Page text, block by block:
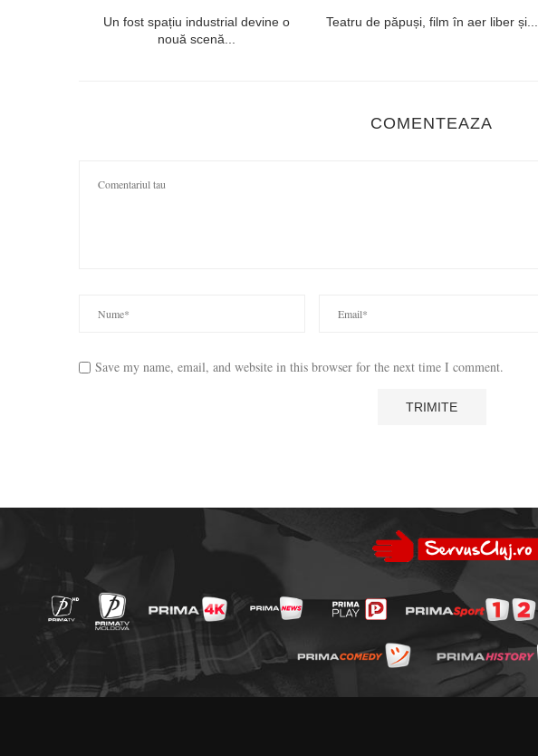
Un fost spațiu industrial devine o
nouă scenă...
Teatru de păpuși, film în aer liber și...
COMENTEAZA
Save my name, email, and website in this browser for the next time I comment.